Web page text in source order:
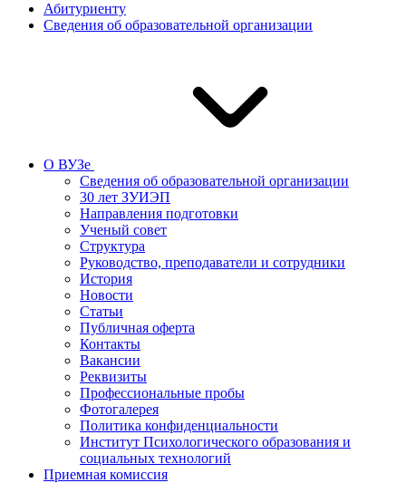
Абитуриенту
Сведения об образовательной организации
О ВУЗе
Сведения об образовательной организации
30 лет ЗУИЭП
Направления подготовки
Ученый совет
Структура
Руководство, преподаватели и сотрудники
История
Новости
Статьи
Публичная оферта
Контакты
Вакансии
Реквизиты
Профессиональные пробы
Фотогалерея
Политика конфиденциальности
Институт Психологического образования и
социальных технологий
Приемная комиссия